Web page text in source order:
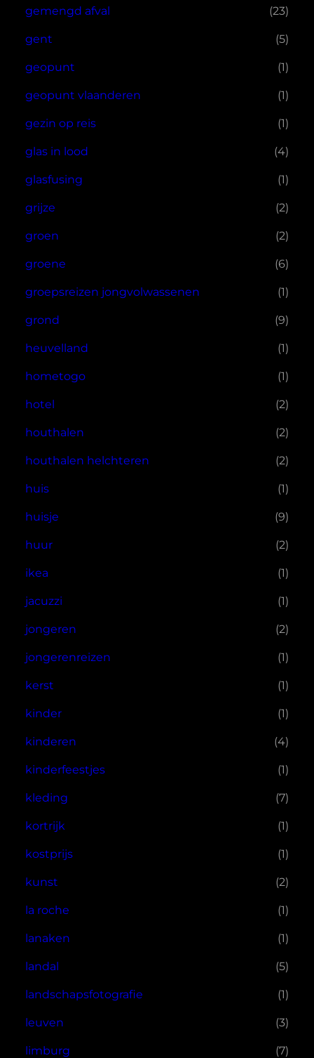
gemengd afval (23)
gent (5)
geopunt (1)
geopunt vlaanderen (1)
gezin op reis (1)
glas in lood (4)
glasfusing (1)
grijze (2)
groen (2)
groene (6)
groepsreizen jongvolwassenen (1)
grond (9)
heuvelland (1)
hometogo (1)
hotel (2)
houthalen (2)
houthalen helchteren (2)
huis (1)
huisje (9)
huur (2)
ikea (1)
jacuzzi (1)
jongeren (2)
jongerenreizen (1)
kerst (1)
kinder (1)
kinderen (4)
kinderfeestjes (1)
kleding (7)
kortrijk (1)
kostprijs (1)
kunst (2)
la roche (1)
lanaken (1)
landal (5)
landschapsfotografie (1)
leuven (3)
limburg (7)